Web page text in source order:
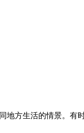
方生活的情景。有